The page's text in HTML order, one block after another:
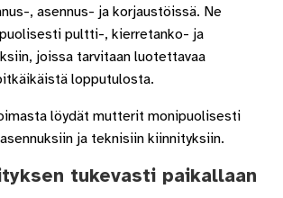
, asennus- ja korjaustöissä. Ne
pultti-, kierretanko- ja
joissa tarvitaan luotettavaa
lopputulosta.
löydät mutterit monipuolisesti
ja teknisiin kiinnityksiin.
tukevasti paikallaan